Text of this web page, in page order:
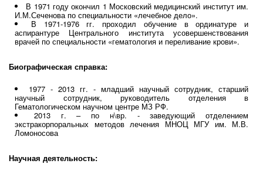
В 1971 году окончил 1 Московский медицинский институт им.
И.М.Сеченова по специальности «лечебное дело».
В 1971-1976 гг. проходил обучение в ординатуре и
аспирантуре Центрального института усовершенствования
врачей по специальности «гематология и переливание крови».
Биографическая справка:
1977 - 2013 гг. - младший научный сотрудник, старший
научный сотрудник, руководитель отделения в
Гематологическом научном центре МЗ РФ.
2013 г. – по н\вр. - заведующий отделением
экстракорпоральных методов лечения МНОЦ МГУ им. М.В.
Ломоносова
Научная деятельность: